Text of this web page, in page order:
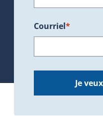
Courriel*
Je